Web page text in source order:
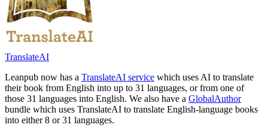
TranslateAI
Leanpub now has a TranslateAI service which uses AI to translate
their book from English into up to 31 languages, or from one of
those 31 languages into English. We also have a GlobalAuthor
bundle which uses TranslateAI to translate English-language books
into either 8 or 31 languages.